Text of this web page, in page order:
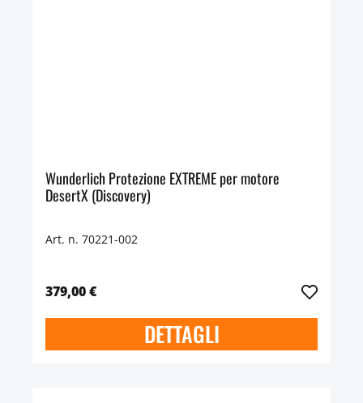
Wunderlich Protezione EXTREME per motore
DesertX (Discovery)
Art. n. 70221-002
379,00 €
DETTAGLI